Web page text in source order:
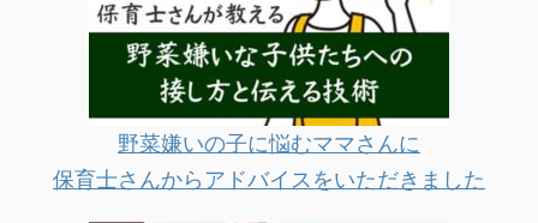
野菜嫌いの子に悩むママさんに
保育士さんからアドバイスをいただきました